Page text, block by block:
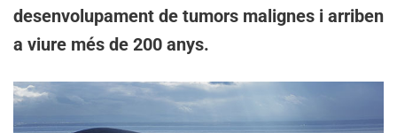
desenvolupament de tumors malignes i arriben
a viure més de 200 anys.